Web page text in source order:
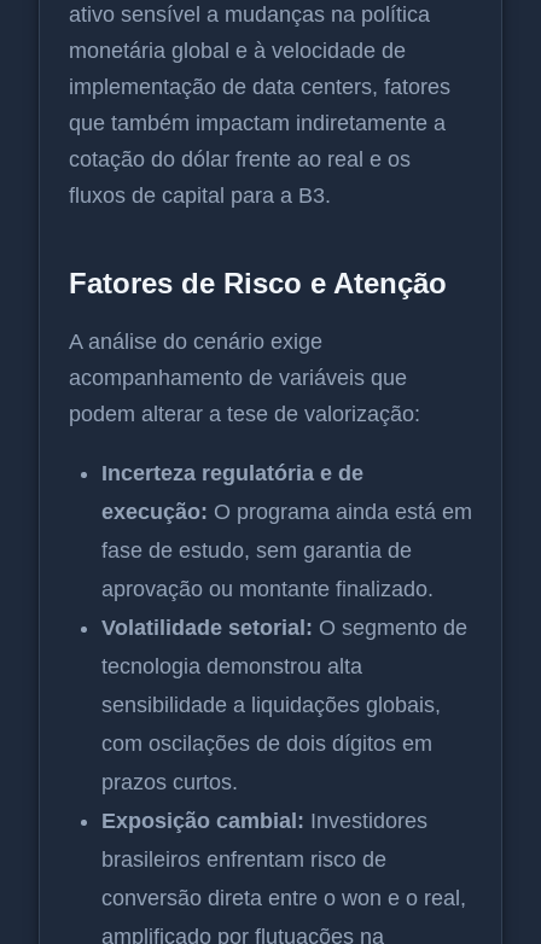
ativo sensível a mudanças na política
monetária global e à velocidade de
implementação de data centers, fatores
que também impactam indiretamente a
cotação do dólar frente ao real e os
fluxos de capital para a B3.
Fatores de Risco e Atenção
A análise do cenário exige
acompanhamento de variáveis que
podem alterar a tese de valorização:
Incerteza regulatória e de
execução: O programa ainda está em
fase de estudo, sem garantia de
aprovação ou montante finalizado.
Volatilidade setorial: O segmento de
tecnologia demonstrou alta
sensibilidade a liquidações globais,
com oscilações de dois dígitos em
prazos curtos.
Exposição cambial: Investidores
brasileiros enfrentam risco de
conversão direta entre o won e o real,
amplificado por flutuações na